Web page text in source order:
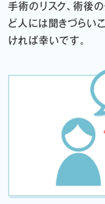
手術のリスク、術後
ど 人には聞きづらい
ければ幸いです。